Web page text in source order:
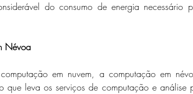
do consumo de energia necessário
Névoa
em nuvem, a computação em
que leva os serviços de computação e análise